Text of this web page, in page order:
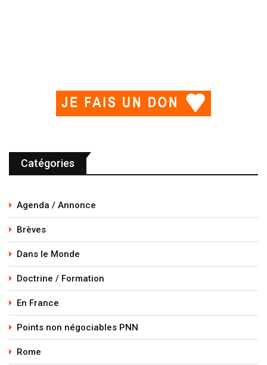
Catégories
Agenda / Annonce
Brèves
Dans le Monde
Doctrine / Formation
En France
Points non négociables PNN
Rome